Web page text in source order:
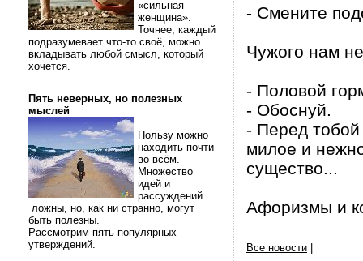
«сильная
женщина».
Точнее, каждый
подразумевает что-то своё, можно
вкладывать любой смысл, который
хочется.
Пять неверных, но полезных
мыслей
Пользу можно
находить почти
во всём.
Множество
идей и
рассуждений
ложны, но, как ни странно, могут
быть полезны.
Рассмотрим пять популярных
утверждений.
- Смените
Чужого нам
- Половой
- Обоснуй.
- Перед тобой
милое и
существо...
Афоризмы и
Все новости